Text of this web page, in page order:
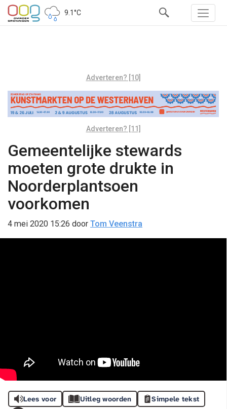
9.1°C
Adverteren? [10]
Adverteren? [11]
Gemeentelijke stewards
moeten grote drukte in
Noorderplantsoen
voorkomen
4 mei 2020 15:26 door Tom Veenstra
Lees voor Uitleg woorden Simpele tekst